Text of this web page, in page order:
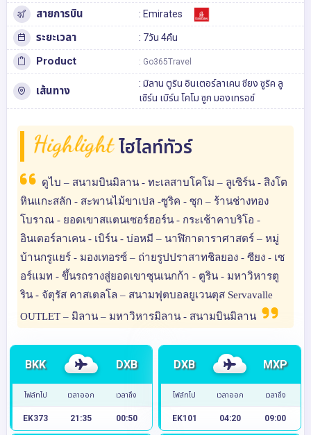
สายการบิน : Emirates
ระยะเวลา : 7วัน 4คืน
Product : Go365Travel
เส้นทาง
: มิลาน ตูริน อินเตอร์ลาเคน ซียง ซูริค ลู
เซิร์น เบิร์น โคโม ซูก มองเทรอซ์
Highlight ไฮไลท์ทัวร์
ดูไบ – สนามบินมิลาน - ทะเลสาบโคโม – ลูเซิร์น - สิงโต
หินแกะสลัก - สะพานไม้ขาเปล -ซูริค - ซุก – ร้านช่างทอง
โบราณ - ยอดเขาสแตนเซอร์ฮอร์น - กระเช้าคาบริโอ -
อินเตอร์ลาเคน - เบิร์น - บ่อหมี – นาฬิกาดาราศาสตร์ – หมู่
บ้านกรูแยร์ - มองเทอรซ์ – ถ่ายรูปปราสาทชิลยอง - ซียง - เซ
อร์แมท - ขึ้นรถรางสู่ยอดเขาซุนเนกก้า - ตูริน - มหาวิหารตู
ริน - จัตุรัส คาสเตลโล – สนามฟุตบอลยูเวนตุส Servavalle
OUTLET – มิลาน – มหาวิหารมิลาน - สนามบินมิลาน
BKK DXB
ไฟล์ทไป เวลาออก เวลาถึง
EK373 21:35 00:50
DXB MXP
ไฟล์ทไป เวลาออก เวลาถึง
EK101 04:20 09:00